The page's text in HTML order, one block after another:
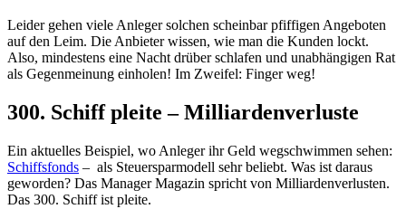
Leider gehen viele Anleger solchen scheinbar pfiffigen Angeboten
auf den Leim. Die Anbieter wissen, wie man die Kunden lockt.
Also, mindestens eine Nacht drüber schlafen und unabhängigen Rat
als Gegenmeinung einholen! Im Zweifel: Finger weg!
300. Schiff pleite – Milliardenverluste
Ein aktuelles Beispiel, wo Anleger ihr Geld wegschwimmen sehen:
Schiffsfonds – als Steuersparmodell sehr beliebt. Was ist daraus
geworden? Das Manager Magazin spricht von Milliardenverlusten.
Das 300. Schiff ist pleite.